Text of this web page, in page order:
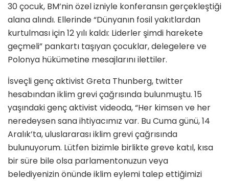
30 çocuk, BM’nin özel izniyle konferansın gerçekleştiği
alana alındı. Ellerinde “Dünyanın fosil yakıtlardan
kurtulması için 12 yılı kaldı: Liderler şimdi harekete
geçmeli” pankartı taşıyan çocuklar, delegelere ve
Polonya hükümetine mesajlarını ilettiler.
İsveçli genç aktivist Greta Thunberg, twitter
hesabından iklim grevi çağrısında bulunmuştu. 15
yaşındaki genç aktivist videoda, “Her kimsen ve her
neredeysen sana ihtiyacımız var. Bu Cuma günü, 14
Aralık’ta, uluslararası iklim grevi çağrısında
bulunuyorum. Lütfen bizimle birlikte greve katıl, kısa
bir süre bile olsa parlamentonuzun veya
belediyenizin önünde iklim eylemi talep ettiğimizi